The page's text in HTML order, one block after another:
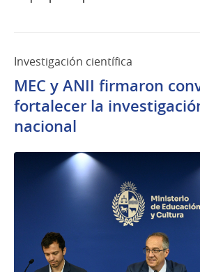
Investigación científica
MEC y ANII firmaron
fortalecer la
nacional